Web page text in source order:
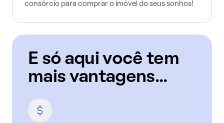
consórcio para comprar o imóvel do seus sonhos!
E só aqui você tem
mais vantagens...